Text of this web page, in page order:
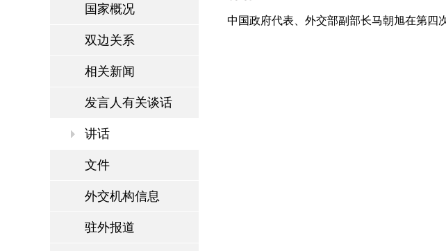
国家概况
双边关系
相关新闻
发言人有关谈话
讲话
文件
外交机构信息
驻外报道
中国政府代表、外交部副部长马朝旭在第四